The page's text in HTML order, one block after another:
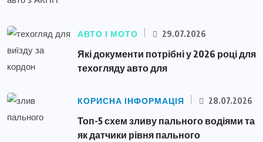
АВТО І МОТО 29.07.2026
Які документи потрібні у 2026 році для
техогляду авто для
КОРИСНА ІНФОРМАЦІЯ 28.07.2026
Топ-5 схем зливу пального водіями та
як датчики рівня пального